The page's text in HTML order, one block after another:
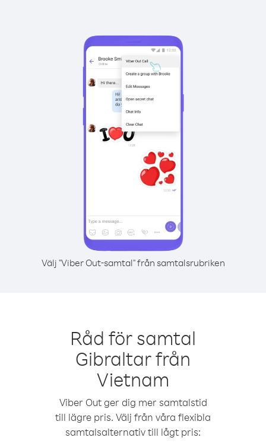
Välj "Viber Out-samtal" från samtalsrubriken
Råd för samtal
Gibraltar från
Vietnam
Viber Out ger dig mer samtalstid
till lägre pris. Välj från våra flexibla
samtalsalternativ till lågt pris: